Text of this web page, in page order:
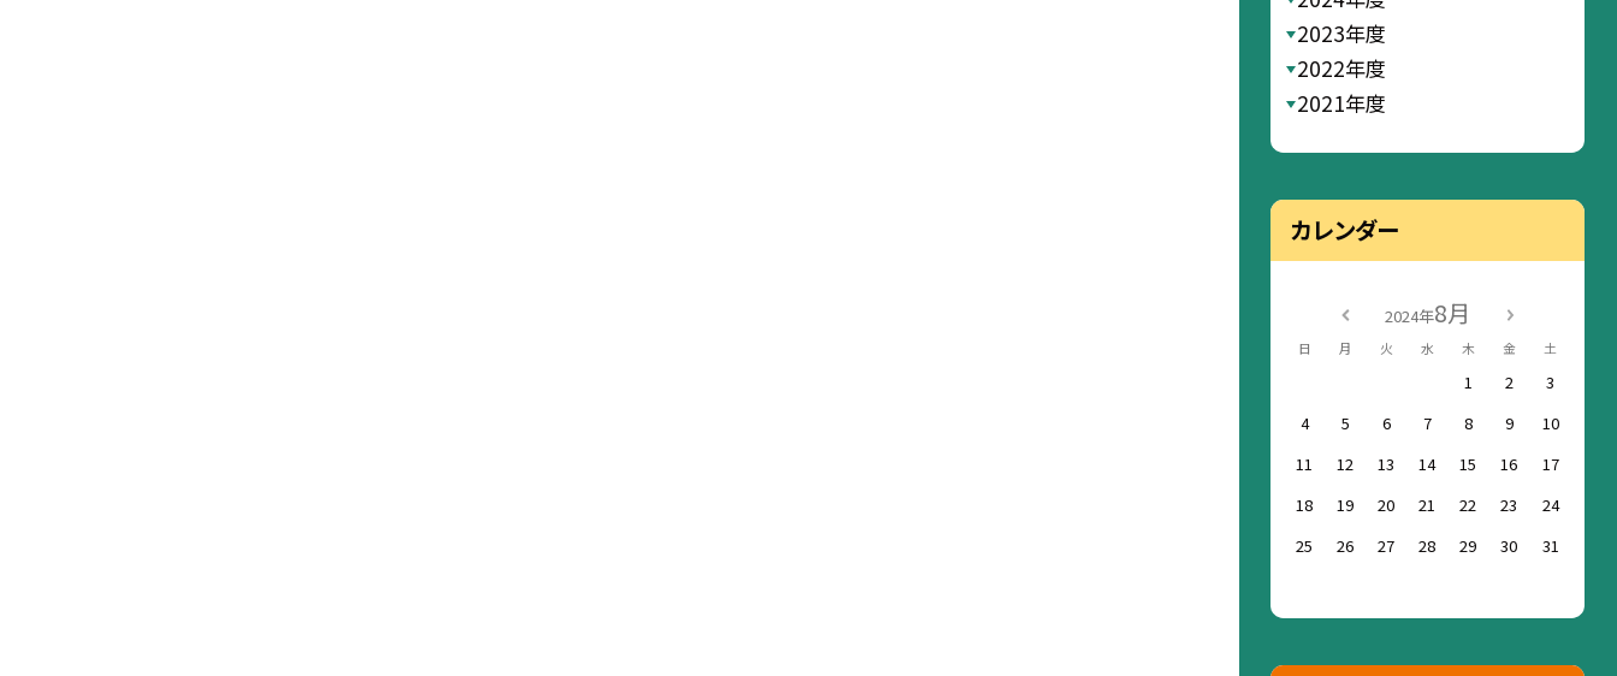
2023年度
2022年度
2021年度
カレンダー
2024年8月
日 月 火 水 木 金 土
1 2
3
4
5 6 7 8 9
10
11
12 13 14 15 16
17
18
19 20 21 22 23
24
25
26 27 28 29 30 31